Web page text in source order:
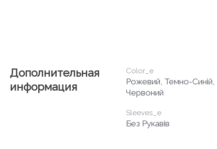
Дополнительная
информация
Color_e
Рожевий, Темно-Синій,
Червоний
Sleeves_e
Без Рукавів